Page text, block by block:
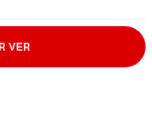
VER